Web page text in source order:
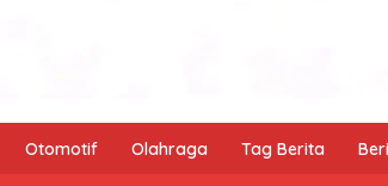
Otomotif Olahraga Tag Berita